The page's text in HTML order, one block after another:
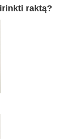
raktą?